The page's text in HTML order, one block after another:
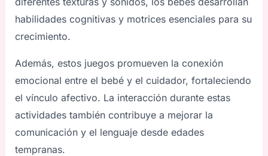
habilidades cognitivas y motrices esenciales para su
crecimiento.
Además, estos juegos promueven la conexión
emocional entre el bebé y el cuidador, fortaleciendo
el vínculo afectivo. La interacción durante estas
actividades también contribuye a mejorar la
comunicación y el lenguaje desde edades
tempranas.